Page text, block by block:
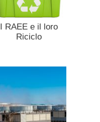
I RAEE e il loro
Riciclo